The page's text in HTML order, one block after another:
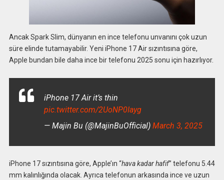
Ancak Spark Slim, dünyanın en ince telefonu unvanını çok uzun
süre elinde tutamayabilir. Yeni iPhone 17 Air sızıntısına göre,
Apple bundan bile daha ince bir telefonu 2025 sonu için hazırlıyor.
iPhone 17 Air it’s thin
pic.twitter.com/2UoNP0Iayg
— Majin Bu (@MajinBuOfficial) March 3, 2025
iPhone 17 sızıntısına göre, Apple’ın “hava kadar hafif” telefonu 5.44
mm kalınlığında olacak. Ayrıca telefonun arkasında ince ve uzun